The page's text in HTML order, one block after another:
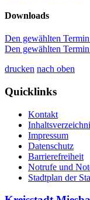
Downloads
Den gewählten
Den gewählten
drucken nach oben
Quicklinks
Kontakt
Impressum
Datenschutz
Barrierefreiheit
Notrufe und
Stadtplan der